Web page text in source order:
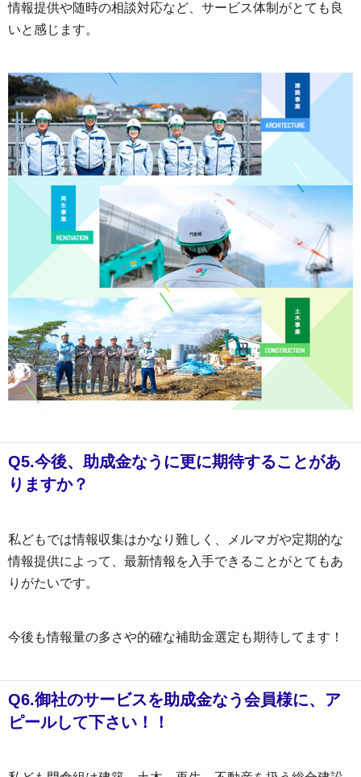
情報提供や随時の相談対応など、サービス体制がとても良
いと感じます。
Q5.今後、助成金なうに更に期待することがあ
りますか？
私どもでは情報収集はかなり難しく、メルマガや定期的な
情報提供によって、最新情報を入手できることがとてもあ
りがたいです。
今後も情報量の多さや的確な補助金選定も期待してます！
Q6.御社のサービスを助成金なう会員様に、ア
ピールして下さい！！